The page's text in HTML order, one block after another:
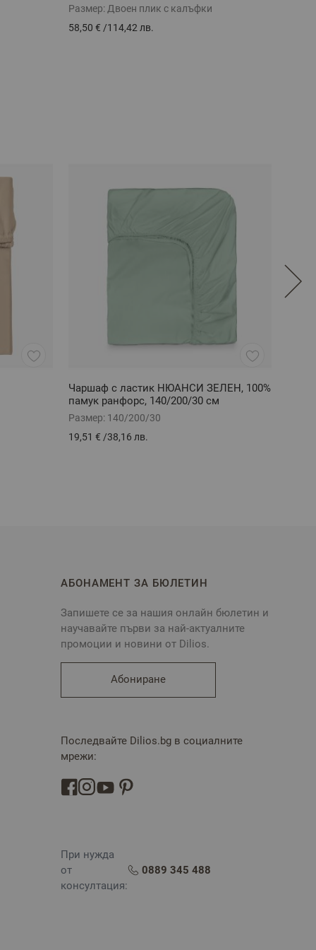
Размер: Двоен плик с калъфки
58,50 € /114,42 лв.
Чаршаф с ластик НЮАНСИ ЗЕЛЕН, 100%
памук ранфорс, 140/200/30 см
Размер: 140/200/30
19,51 € /38,16 лв.
АБОНАМЕНТ ЗА БЮЛЕТИН
Запишете се за нашия онлайн бюлетин и
научавайте първи за най-актуалните
промоции и новини от Dilios.
Абониране
Последвайте Dilios.bg в социалните
мрежи:
При нужда
от
консултация:
0889 345 488